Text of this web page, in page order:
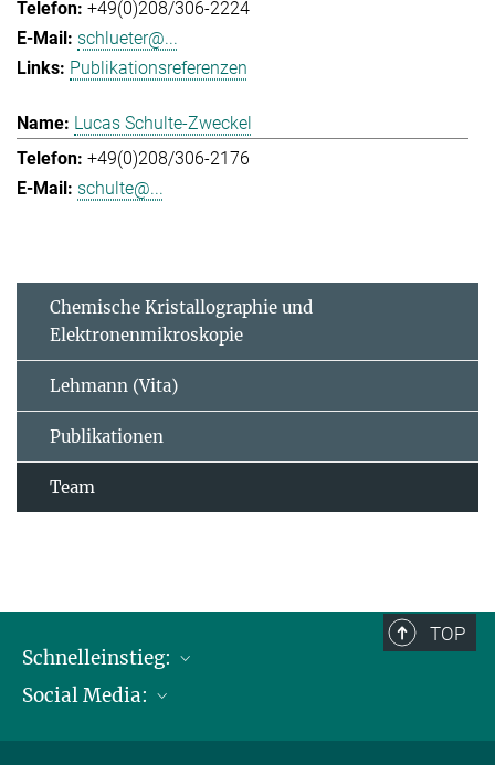
+49(0)208/306-2224
schlueter@...
Publikationsreferenzen
Lucas Schulte-Zweckel
+49(0)208/306-2176
schulte@...
Chemische Kristallographie und
Elektronenmikroskopie
Lehmann (Vita)
Publikationen
Team
TOP
Schnelleinstieg:
Publikationen
Social Media: